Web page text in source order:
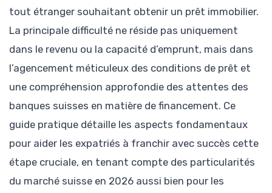
tout étranger souhaitant obtenir un prêt immobilier.
La principale difficulté ne réside pas uniquement
dans le revenu ou la capacité d’emprunt, mais dans
l’agencement méticuleux des conditions de prêt et
une compréhension approfondie des attentes des
banques suisses en matière de financement. Ce
guide pratique détaille les aspects fondamentaux
pour aider les expatriés à franchir avec succès cette
étape cruciale, en tenant compte des particularités
du marché suisse en 2026 aussi bien pour les